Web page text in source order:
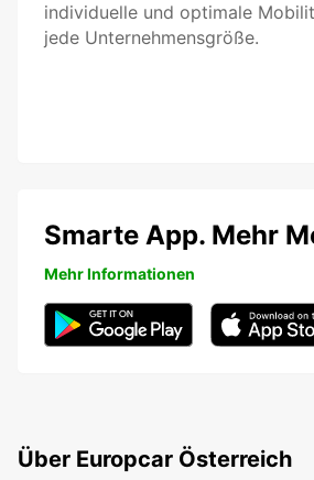
individuelle und optimale
jede Unternehmensgröße.
Smarte App. Mehr
Mehr Informationen
Über Europcar Österreich